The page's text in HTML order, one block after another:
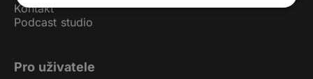
Kontakt
Podcast studio
Pro uživatele